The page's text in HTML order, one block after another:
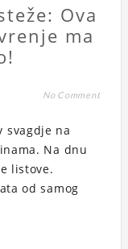
Ova
ma
No Comment
svagdje na
Na dnu
listove.
od samog